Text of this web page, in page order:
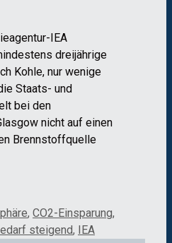
IEA
dreijährige
Kohle, nur wenige
Staats- und
bei den
nicht auf einen
Brennstoffquelle
, CO2-Einsparung,
steigend, IEA